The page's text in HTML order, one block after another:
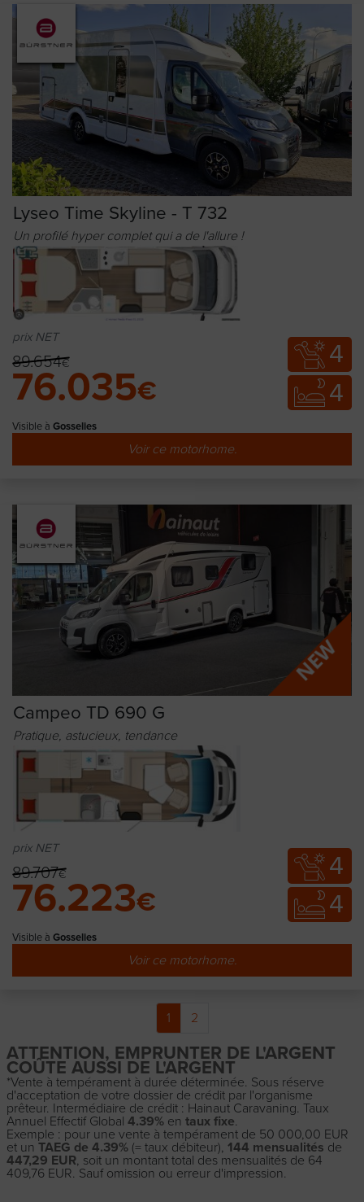
Lyseo Time Skyline - T 732
Un profilé hyper complet qui a de l'allure !
prix NET
89.654€
76.035€
Visible à Gosselies
4
4
Voir ce motorhome.
Campeo TD 690 G
Pratique, astucieux, tendance
prix NET
89.707€
76.223€
Visible à Gosselies
4
4
Voir ce motorhome.
1 2
ATTENTION, EMPRUNTER DE L'ARGENT
COÛTE AUSSI DE L'ARGENT
*Vente à tempérament à durée déterminée. Sous réserve
d'acceptation de votre dossier de crédit par l'organisme
prêteur. Intermédiaire de crédit : Hainaut Caravaning. Taux
Annuel Effectif Global 4.39% en taux fixe.
Exemple : pour une vente à tempérament de 50 000,00 EUR
et un TAEG de 4.39% (= taux débiteur), 144 mensualités de
447,29 EUR, soit un montant total des mensualités de 64
409,76 EUR. Sauf omission ou erreur d'impression.